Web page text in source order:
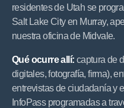
residentes de Utah se
Salt Lake City en Murray,
nuestra oficina de Midvale.
Qué ocurre allí: captura de
digitales, fotografía, firma),
entrevistas de ciudadanía y
InfoPass programadas a